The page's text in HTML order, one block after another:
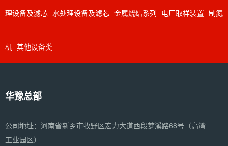
理设备及滤芯 水处理设备及滤芯 金属烧结系列 电厂取样装置 制氮
机 其他设备类
华豫总部
公司地址：河南省新乡市牧野区宏力大道西段梦溪路68号（高湾
工业园区）